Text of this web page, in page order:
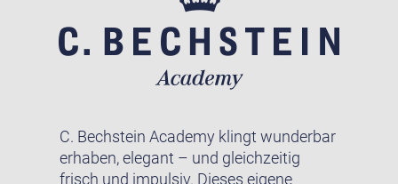
C. Bechstein Academy klingt wunderbar
erhaben, elegant – und gleichzeitig
frisch und impulsiv. Dieses eigene